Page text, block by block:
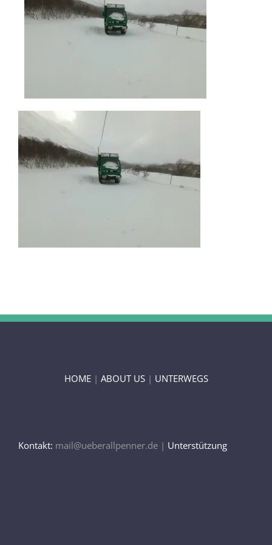
WISSENSWERTES
ÜBER UNS
HOME| ABOUT US| UNTERWEGS
Kontakt: mail@ueberallpenner.de | Unterstützung